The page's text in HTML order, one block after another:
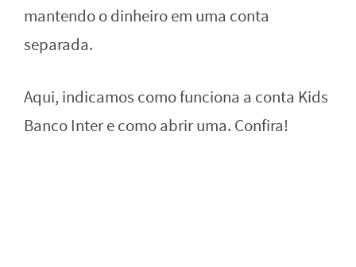
mantendo o dinheiro em uma conta
separada.
Aqui, indicamos como funciona a conta Kids
Banco Inter e como abrir uma. Confira!